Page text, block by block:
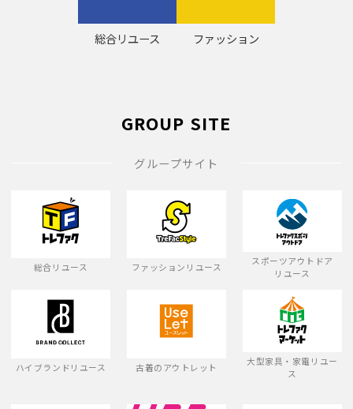
総合リユース ファッション
GROUP SITE
グループサイト
総合リユース ファッションリユース
スポーツアウトドア
リユース
ハイブランドリユース 古着のアウトレット
大型家具・家電リユー
ス